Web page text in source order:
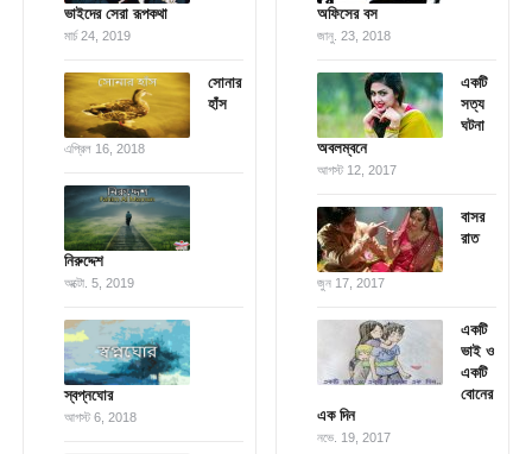
ভাইদের সেরা রূপকথা
মার্চ 24, 2019
সোনার
হাঁস
এপ্রিল 16, 2018
নিরুদ্দেশ
অক্টো. 5, 2019
স্বপ্নঘোর
আগস্ট 6, 2018
অফিসের বস
জানু. 23, 2018
একটি
সত্য
ঘটনা
অবলম্বনে
আগস্ট 12, 2017
বাসর
রাত
জুন 17, 2017
একটি
ভাই ও
একটি
বোনের
এক দিন
নভে. 19, 2017